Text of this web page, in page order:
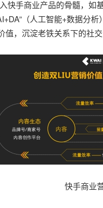
手商业产品的骨髓，如
（人工智能+数据分
值，沉淀老铁关系下的社交
快手商业